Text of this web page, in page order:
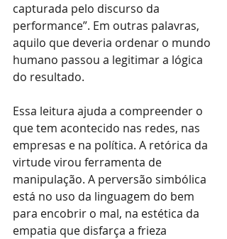
capturada pelo discurso da
performance”. Em outras palavras,
aquilo que deveria ordenar o mundo
humano passou a legitimar a lógica
do resultado.
Essa leitura ajuda a compreender o
que tem acontecido nas redes, nas
empresas e na política. A retórica da
virtude virou ferramenta de
manipulação. A perversão simbólica
está no uso da linguagem do bem
para encobrir o mal, na estética da
empatia que disfarça a frieza